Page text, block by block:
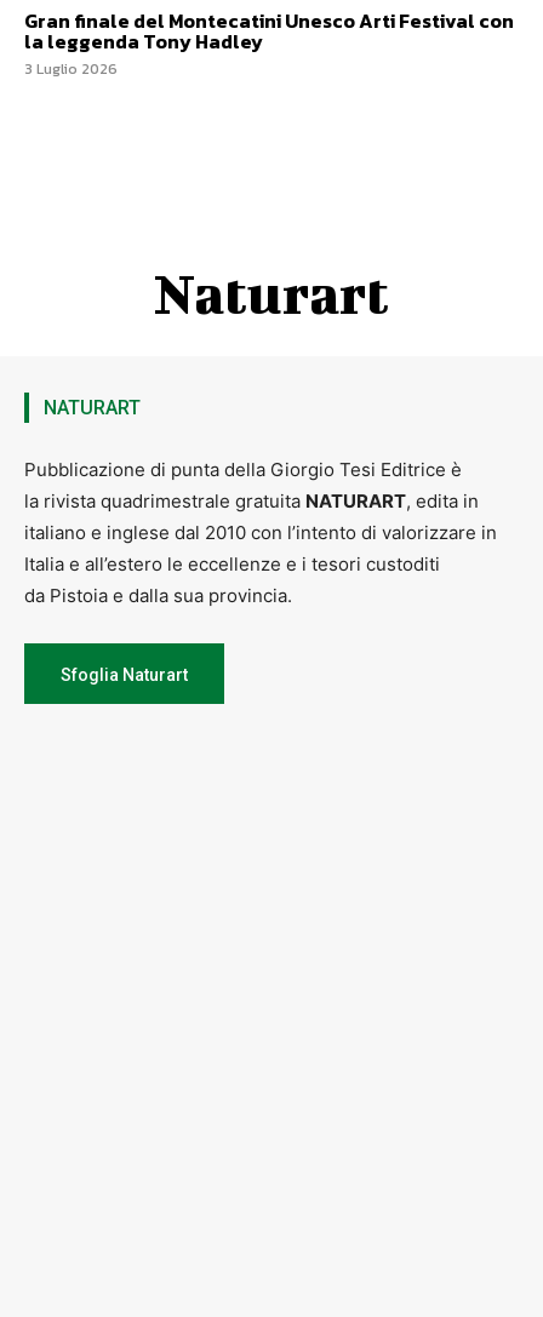
Gran finale del Montecatini Unesco Arti Festival con
la leggenda Tony Hadley
3 Luglio 2026
Naturart
NATURART
Pubblicazione di punta della Giorgio Tesi Editrice è
la rivista quadrimestrale gratuita NATURART, edita in
italiano e inglese dal 2010 con l’intento di valorizzare in
Italia e all’estero le eccellenze e i tesori custoditi
da Pistoia e dalla sua provincia.
Sfoglia Naturart